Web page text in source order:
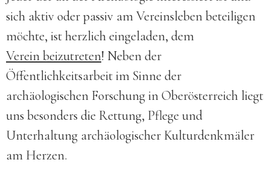
sich aktiv oder passiv am Vereinsleben beteiligen
möchte, ist herzlich eingeladen, dem
Verein beizutreten! Neben der
Öffentlichkeitsarbeit im Sinne der
archäologischen Forschung in Oberösterreich liegt
uns besonders die Rettung, Pflege und
Unterhaltung archäologischer Kulturdenkmäler
am Herzen.